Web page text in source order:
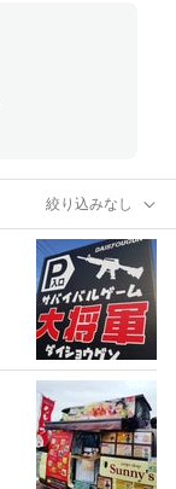
絞り込みなし